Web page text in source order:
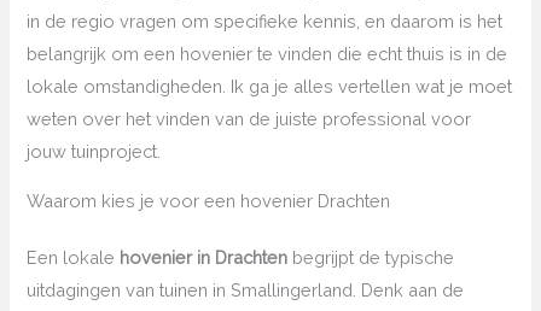
in de regio vragen om specifieke kennis, en daarom is het
belangrijk om een hovenier te vinden die echt thuis is in de
lokale omstandigheden. Ik ga je alles vertellen wat je moet
weten over het vinden van de juiste professional voor
jouw tuinproject.
Waarom kies je voor een hovenier Drachten
Een lokale hovenier in Drachten begrijpt de typische
uitdagingen van tuinen in Smallingerland. Denk aan de